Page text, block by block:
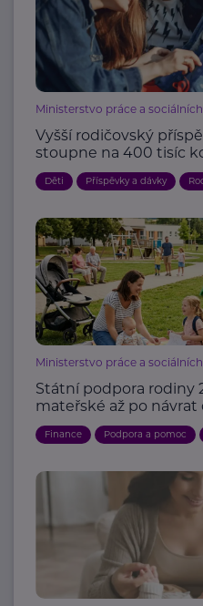
Ministerstvo práce a
Vyšší rodičovský
stoupne na 400 tisíc
Děti Příspěvky a dávky
Ministerstvo práce a
Státní podpora rodiny
mateřské až po návrat
Finance Podpora a pomoc